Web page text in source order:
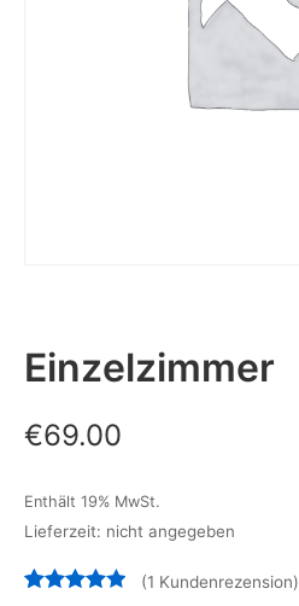
Einzelzimmer
€69.00
Enthält 19% MwSt.
Lieferzeit: nicht angegeben
(1 Kundenrezension)